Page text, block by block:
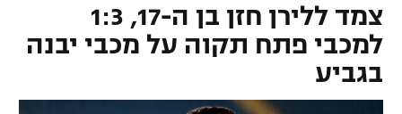
ליגה לאומית
גביע הטוטו
ליגת האלופות
ליגה אירופית
כדורסל ישראלי
ליגת ווינר סל
כדורסל עולמי
צמד ללירן חזן בן ה-17, 1:3
למכבי פתח תקוה על מכבי יבנה
בגביע